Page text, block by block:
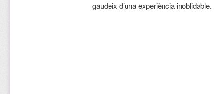
gaudeix d’una experiència inoblidable.